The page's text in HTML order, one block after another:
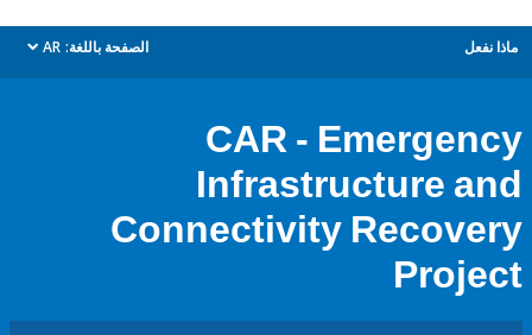
الصفحة باللغة: AR
dropdown
CAR -
Infrastructure
Connectivity